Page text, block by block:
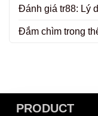
Đánh giá tr88: Lý
Đắm chìm trong
PRODUCT